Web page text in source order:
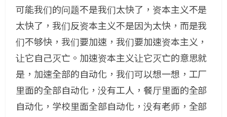
可能我们的问题不是我们太快了，资本主义不是
太快了，我们反资本主义不是因为太快，而是我
们不够快，我们要加速，我们要加速资本主义，
让它自己灭亡。加速资本主义让它灭亡的意思就
是，加速全部的自动化，我们可以想一想，工厂
里面的全部自动化，没有工人，餐厅里面的全部
自动化，学校里面全部自动化，没有老师，全部